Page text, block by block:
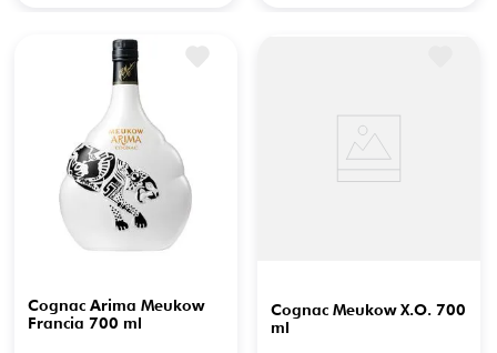
Cognac Arima Meukow
Francia 700 ml
Cognac Meukow X.O. 700
ml